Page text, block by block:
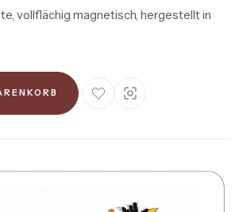
vollflächig magnetisch, hergestellt in